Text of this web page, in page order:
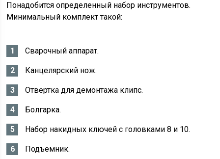
Понадобится определенный набор инструментов.
Минимальный комплект такой:
Сварочный аппарат.
Канцелярский нож.
Отвертка для демонтажа клипс.
Болгарка.
Набор накидных ключей с головками 8 и 10.
Подъемник.